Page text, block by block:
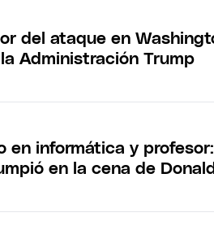
del ataque en
Administración Trump
en informática y
en la cena de